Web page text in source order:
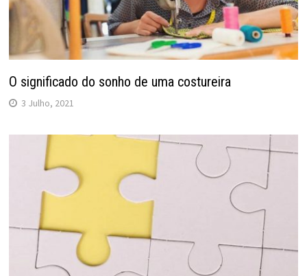
O significado do sonho de uma costureira
3 Julho, 2021